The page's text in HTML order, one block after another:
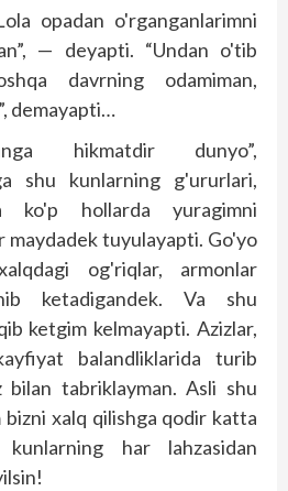
opadan o'rganganlarimni
— deyapti. “Undan o'tib
davrning odamiman,
demayapti…
hikmatdir dunyo”,
shu kunlarning g'ururlari,
ko'p hollarda yuragimni
tuyulayapti. Go'yo
og'riqlar, armonlar
ketadigandek. Va shu
ketgim kelmayapti. Azizlar,
balandlik­larida turib
bilan tabrik­layman. Asli shu
bizni xalq qilishga qodir katta
har lahzasidan